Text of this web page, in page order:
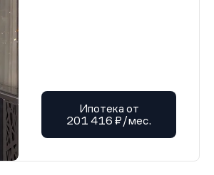
Ипотека от
201 416 ₽/мес.